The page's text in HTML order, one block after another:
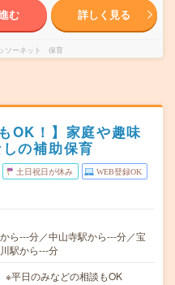
む 詳しく見る
ソーネット 保育
OK！】家庭や趣味
の補助保育
土日祝日が休み WEB登録OK
ら---分／中山寺駅から---分／宝
駅から---分
※平日のみなどの相談もOK